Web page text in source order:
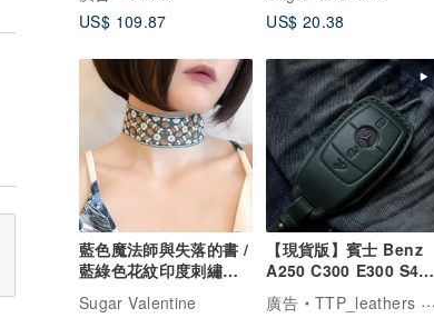
US$ 109.87
US$ 20.38
藍色魔法師與失落的書 /
藍綠色花紋印度刺繡蕾
絲頸鍊 SV627
Sugar Valentine
【現貨版】賓士 Benz
A250 C300 E300 S400
CLA CLS汽車鑰匙皮套
廣告
TTP_leathers 波賽頓手工皮件